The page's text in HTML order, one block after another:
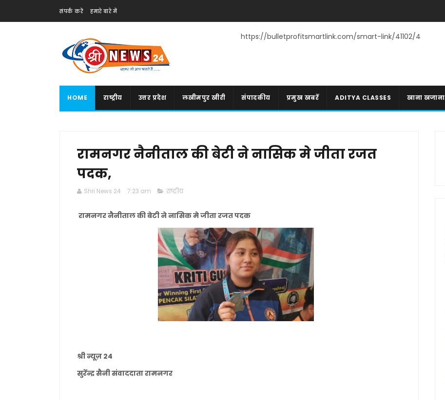
संपर्क करें हमारे बारे में
https://bulletprofitsmartlink.com/smart-link/41102/4
HOME राष्ट्रीय उत्तर प्रदेश लखीमपुर खीरी संपादकीय प्रमुख खबरें ADITYA CLASSES खाना खजाना
रामनगर नैनीताल की बेटी ने नासिक मे जीता रजत
पदक,
Shri News 24 7:23 am राष्ट्रीय
रामनगर नैनीताल की बेटी ने नासिक मे जीता रजत पदक
श्री न्यूज़ 24
सुरेंन्द्र सैनी संवाददाता रामनगर